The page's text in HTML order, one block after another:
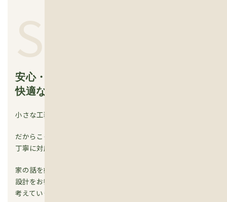
SAFE
安心・安全で
快適な暮らしを見える化
小さな工務店なので建てられる新築は年間3~4棟だけ。
だからこそお施主様お一人おひとりにたっぷり時間をかけて
丁寧に対応させていただきます。
家の話を始める前にはフィナンシャルプランナーによる人生
設計をお勧めしています。身の丈に合った暮らし方を一緒に
考えていきましょう。